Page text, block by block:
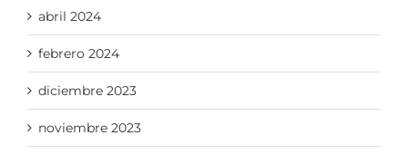
abril 2024
febrero 2024
diciembre 2023
noviembre 2023